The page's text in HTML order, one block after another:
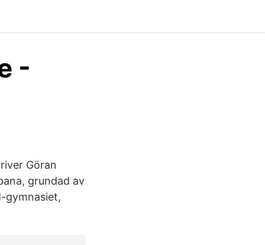
-
Göran
grundad av
gymnasiet,